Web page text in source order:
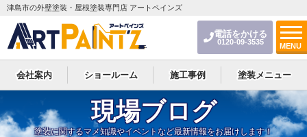
電話をかける
0120-09-3535
MENU
津島市の外壁塗装・屋根塗装専門店 アートペインズ
会社案内 ショールーム 施工事例 塗装メニュー
現場ブログ
塗装に関するマメ知識やイベントなど最新情報をお届けします！